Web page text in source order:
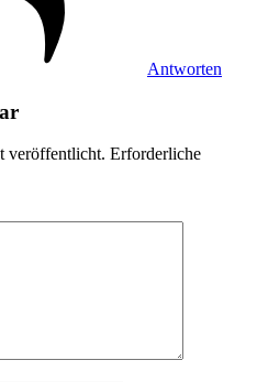
Antworten
veröffentlicht. Erforderliche